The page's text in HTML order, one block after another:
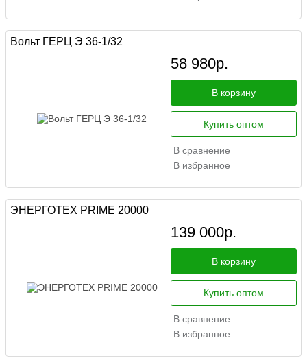
Вольт ГЕРЦ Э 36-1/32
58 980р.
В корзину
Купить оптом
В сравнение
В избранное
ЭНЕРГОТЕХ PRIME 20000
139 000р.
В корзину
Купить оптом
В сравнение
В избранное